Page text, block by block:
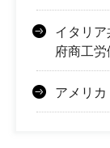
イタリ
府商工
アメリカ